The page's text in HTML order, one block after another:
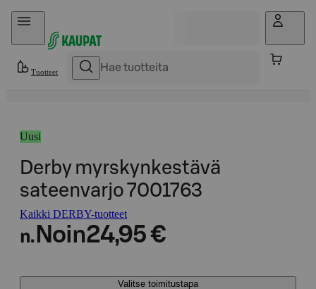
Hyppää sisältöön
Tuotteet
Uusi
Derby myrskynkestävä
sateenvarjo 7001763
Kaikki DERBY-tuotteet
n. Noin24,95 €
Valitse toimitustapa